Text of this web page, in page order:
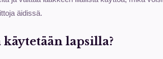
äidissä.
lapsilla?